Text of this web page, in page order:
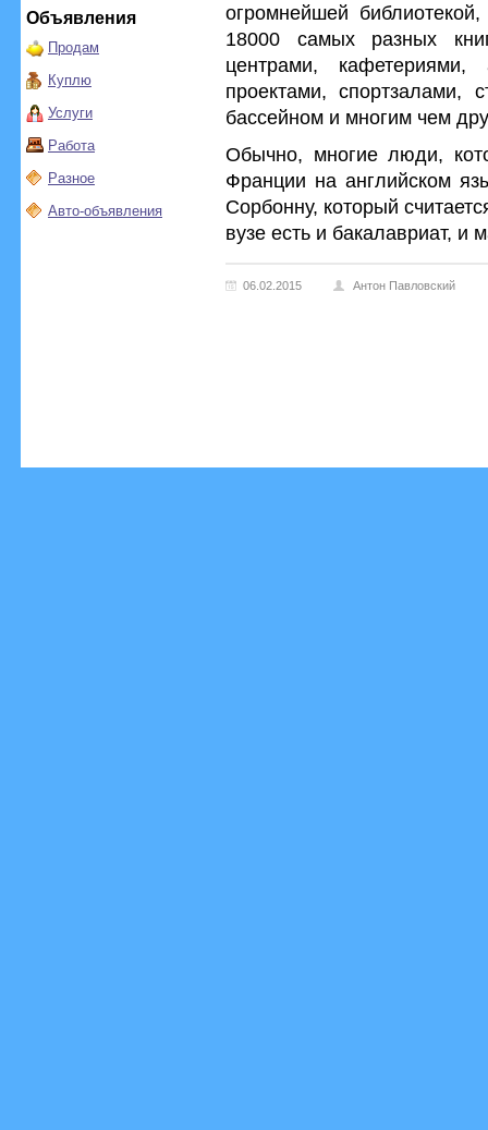
Объявления
Продам
Куплю
Услуги
Работа
Разное
Авто-объявления
огромнейшей
18000 самых разных
центрами,
проектами, спортзалами,
бассейном и многим чем
Обычно, многие люди,
Франции на английском
Сорбонну, который
вузе есть и бакалавриат, и
06.02.2015 Антон Павловский